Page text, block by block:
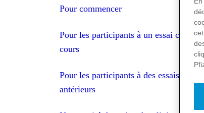
Pour commencer
Pour les participants à un essai
cours
Pour les participants à des essais
antérieurs